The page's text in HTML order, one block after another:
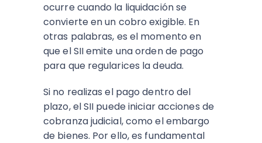
ocurre cuando la liquidación se
convierte en un cobro exigible. En
otras palabras, es el momento en
que el SII emite una orden de pago
para que regularices la deuda.
Si no realizas el pago dentro del
plazo, el SII puede iniciar acciones de
cobranza judicial, como el embargo
de bienes. Por ello, es fundamental